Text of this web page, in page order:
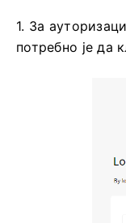
1. За
потребно је да